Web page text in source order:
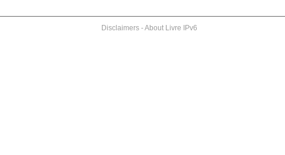
Disclaimers-About Livre IPv6